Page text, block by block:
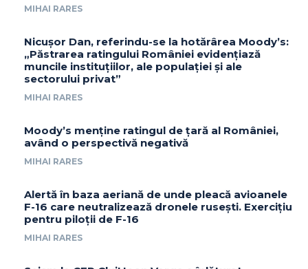
MIHAI RARES
Nicușor Dan, referindu-se la hotărârea Moody’s:
„Păstrarea ratingului României evidențiază
muncile instituțiilor, ale populației și ale
sectorului privat”
MIHAI RARES
Moody’s menține ratingul de țară al României,
având o perspectivă negativă
MIHAI RARES
Alertă în baza aeriană de unde pleacă avioanele
F-16 care neutralizează dronele rusești. Exercițiu
pentru piloții de F-16
MIHAI RARES